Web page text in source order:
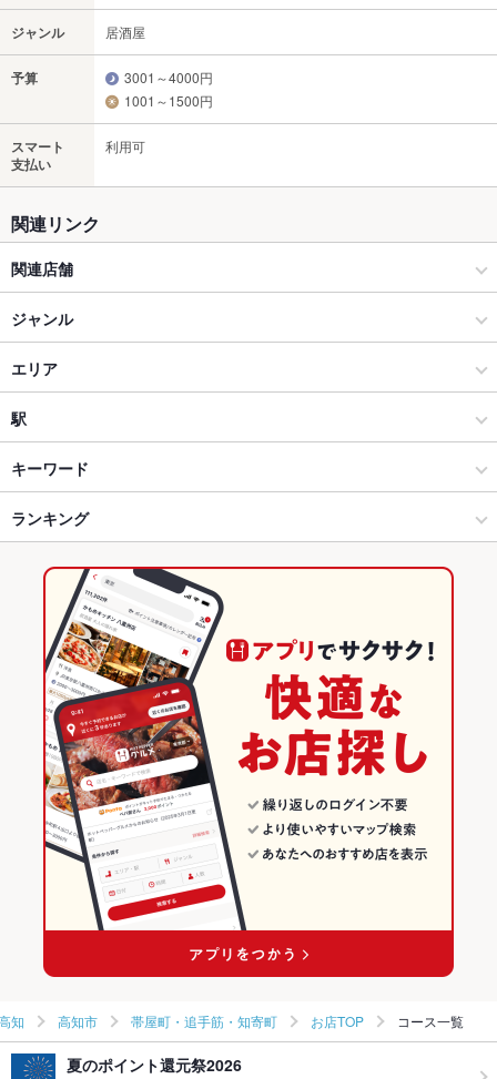
ジャンル 居酒屋
予算
3001～4000円
1001～1500円
スマート
支払い
利用可
関連リンク
関連店舗
おらんく家
ジャンル
居酒屋
和風
高知市 × 居酒屋
高知市 × 和風
蓮池町通駅 × 居酒屋
蓮池町通駅 × 和風
高知市 × 和食
高知市 × 寿司
蓮池町通駅 × 和食
蓮池町通駅 × 寿司
エリア
帯屋町・追手筋・知寄町
帯屋町・追手筋・知寄町 × 居酒屋
帯屋町・追手筋・知寄町 × 和風
帯屋町・追手筋・知寄町 × 和食
帯屋町・追手筋・知寄町 × 寿司
高知 × 居酒屋
高知 × 和風
高知 × 和食
高知 × 寿司
駅
高知駅前駅
蓮池町通駅
はりまや橋駅
キーワード
からあげ うどん
ランキング
高知のグルメランキング
高知の居酒屋ランキング
高知市のグルメランキング
高知市の居酒屋ランキング
帯屋町・追手筋・知寄町のグルメランキング
帯屋町・追手筋・知寄町の居酒屋ランキング
知 高知市 帯屋町・追手筋・知寄町 お店TOP コース一覧
夏のポイント還元祭2026